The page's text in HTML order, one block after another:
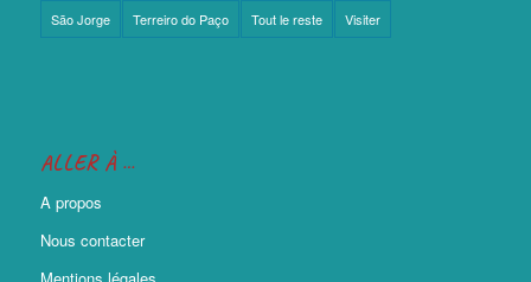
São Jorge Terreiro do Paço Tout le reste Visiter
ALLER À …
A propos
Nous contacter